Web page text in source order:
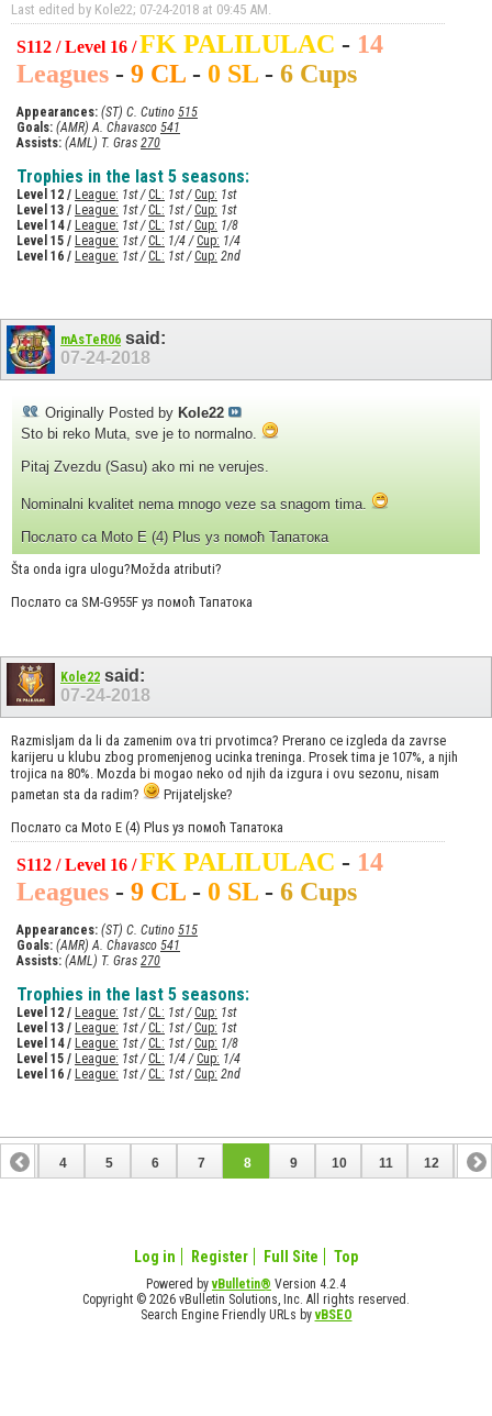
Last edited by Kole22; 07-24-2018 at 09:45 AM.
S112 / Level 16 /FK PALILULAC - 14
Leagues - 9 CL - 0 SL - 6 Cups
Appearances: (ST) C. Cutino 515
Goals: (AMR) A. Chavasco 541
Assists: (AML) T. Gras 270
Trophies in the last 5 seasons:
Level 12 / League: 1st / CL: 1st / Cup: 1st
Level 13 / League: 1st / CL: 1st / Cup: 1st
Level 14 / League: 1st / CL: 1st / Cup: 1/8
Level 15 / League: 1st / CL: 1/4 / Cup: 1/4
Level 16 / League: 1st / CL: 1st / Cup: 2nd
mAsTeR06 said:
07-24-2018
Originally Posted by Kole22
Sto bi reko Muta, sve je to normalno.
Pitaj Zvezdu (Sasu) ako mi ne verujes.
Nominalni kvalitet nema mnogo veze sa snagom tima.
Послато са Moto E (4) Plus уз помоћ Тапатока
Šta onda igra ulogu?Možda atributi?
Послато са SM-G955F уз помоћ Тапатока
Kole22 said:
07-24-2018
Razmisljam da li da zamenim ova tri prvotimca? Prerano ce izgleda da zavrse
karijeru u klubu zbog promenjenog ucinka treninga. Prosek tima je 107%, a njih
trojica na 80%. Mozda bi mogao neko od njih da izgura i ovu sezonu, nisam
pametan sta da radim?
Prijateljske?
Послато са Moto E (4) Plus уз помоћ Тапатока
S112 / Level 16 /FK PALILULAC - 14
Leagues - 9 CL - 0 SL - 6 Cups
Appearances: (ST) C. Cutino 515
Goals: (AMR) A. Chavasco 541
Assists: (AML) T. Gras 270
Trophies in the last 5 seasons:
Level 12 / League: 1st / CL: 1st / Cup: 1st
Level 13 / League: 1st / CL: 1st / Cup: 1st
Level 14 / League: 1st / CL: 1st / Cup: 1/8
Level 15 / League: 1st / CL: 1/4 / Cup: 1/4
Level 16 / League: 1st / CL: 1st / Cup: 2nd
3 4 5 6 7 8 9 10 11 12 13
Log in Register Full Site Top
Powered byvBulletin® Version 4.2.4
Copyright © 2026 vBulletin Solutions, Inc. All rights reserved.
Search Engine Friendly URLs byvBSEO